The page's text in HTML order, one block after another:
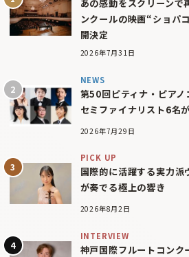
あの感動をスクリーン
ンクールの映画“ショパ
開決定
2026年7月31日
NEWS
第50回ピティナ・ピアノ
セミファイナリスト6名
2026年7月29日
PICK UP
国際的に活躍する実力
が奏でる極上の響き
2026年8月2日
INTERVIEW
神戸国際フルートコンク